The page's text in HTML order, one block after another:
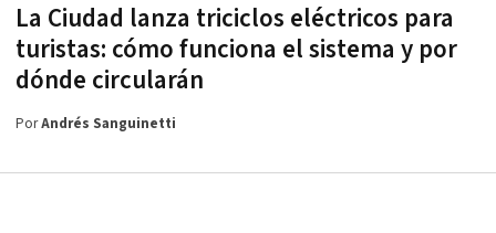
La Ciudad lanza triciclos eléctricos para
turistas: cómo funciona el sistema y por
dónde circularán
PorAndrés Sanguinetti